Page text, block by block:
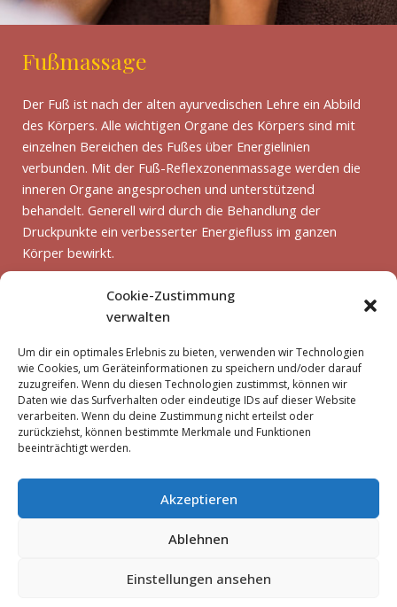
Cookie-Zustimmung
verwalten
Um dir ein optimales Erlebnis zu bieten, verwenden wir Technologien
wie Cookies, um Geräteinformationen zu speichern und/oder darauf
zuzugreifen. Wenn du diesen Technologien zustimmst, können wir
Daten wie das Surfverhalten oder eindeutige IDs auf dieser Website
verarbeiten. Wenn du deine Zustimmung nicht erteilst oder
zurückziehst, können bestimmte Merkmale und Funktionen
beeinträchtigt werden.
Akzeptieren
Ablehnen
Einstellungen ansehen
Fußmassage
Der Fuß ist nach der alten ayurvedischen Lehre ein Abbild
des Körpers. Alle wichtigen Organe des Körpers sind mit
einzelnen Bereichen des Fußes über Energielinien
verbunden. Mit der Fuß-Reflexzonenmassage werden die
inneren Organe angesprochen und unterstützend
behandelt. Generell wird durch die Behandlung der
Druckpunkte ein verbesserter Energiefluss im ganzen
Körper bewirkt.
München-Trudering
Preis für 45 min 55 €
Preis für 60 min
Massage München Truderinger Straße 306a, 81825